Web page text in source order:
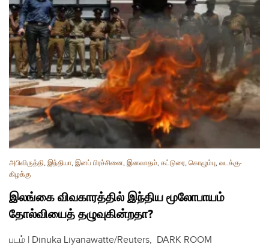
அபிவிருத்தி, இந்தியா, இனப் பிரச்சினை, இனவாதம், கட்டுரை, கொழும்பு, வடக்கு-
கிழக்கு
இலங்கை விவகாரத்தில் இந்திய மூலோபாயம்
தோல்வியைத் தழுவுகின்றதா?
படம் | Dinuka Liyanawatte/Reuters, DARK ROOM